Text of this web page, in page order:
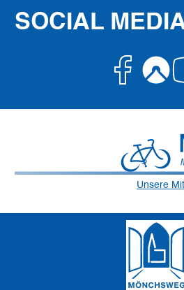
SOCIAL
Unsere